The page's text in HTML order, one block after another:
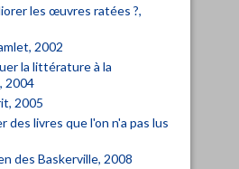
les œuvres ratées ?,
2002
la littérature à la
2004
2005
des livres que l'on n'a pas lus
des Baskerville, 2008